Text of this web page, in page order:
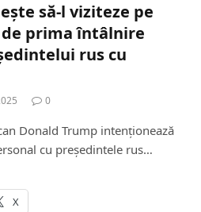
să-l viziteze pe
prima întâlnire
rus cu
0
Donald Trump intenționează
cu președintele rus…
X